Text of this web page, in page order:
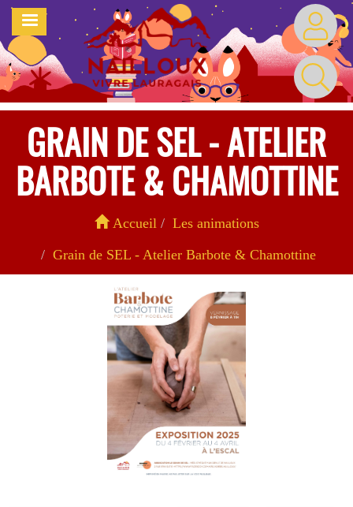
Aller
contenu
principal
MENU
GRAIN DE SEL - ATELIER
BARBOTE & CHAMOTTINE
Accueil
Les animations
Grain de SEL - Atelier Barbote & Chamottine